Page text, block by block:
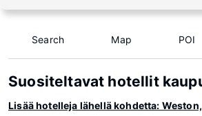
Search Map POI
Suositeltavat hotellit
Lisää hotelleja lähellä kohdetta: